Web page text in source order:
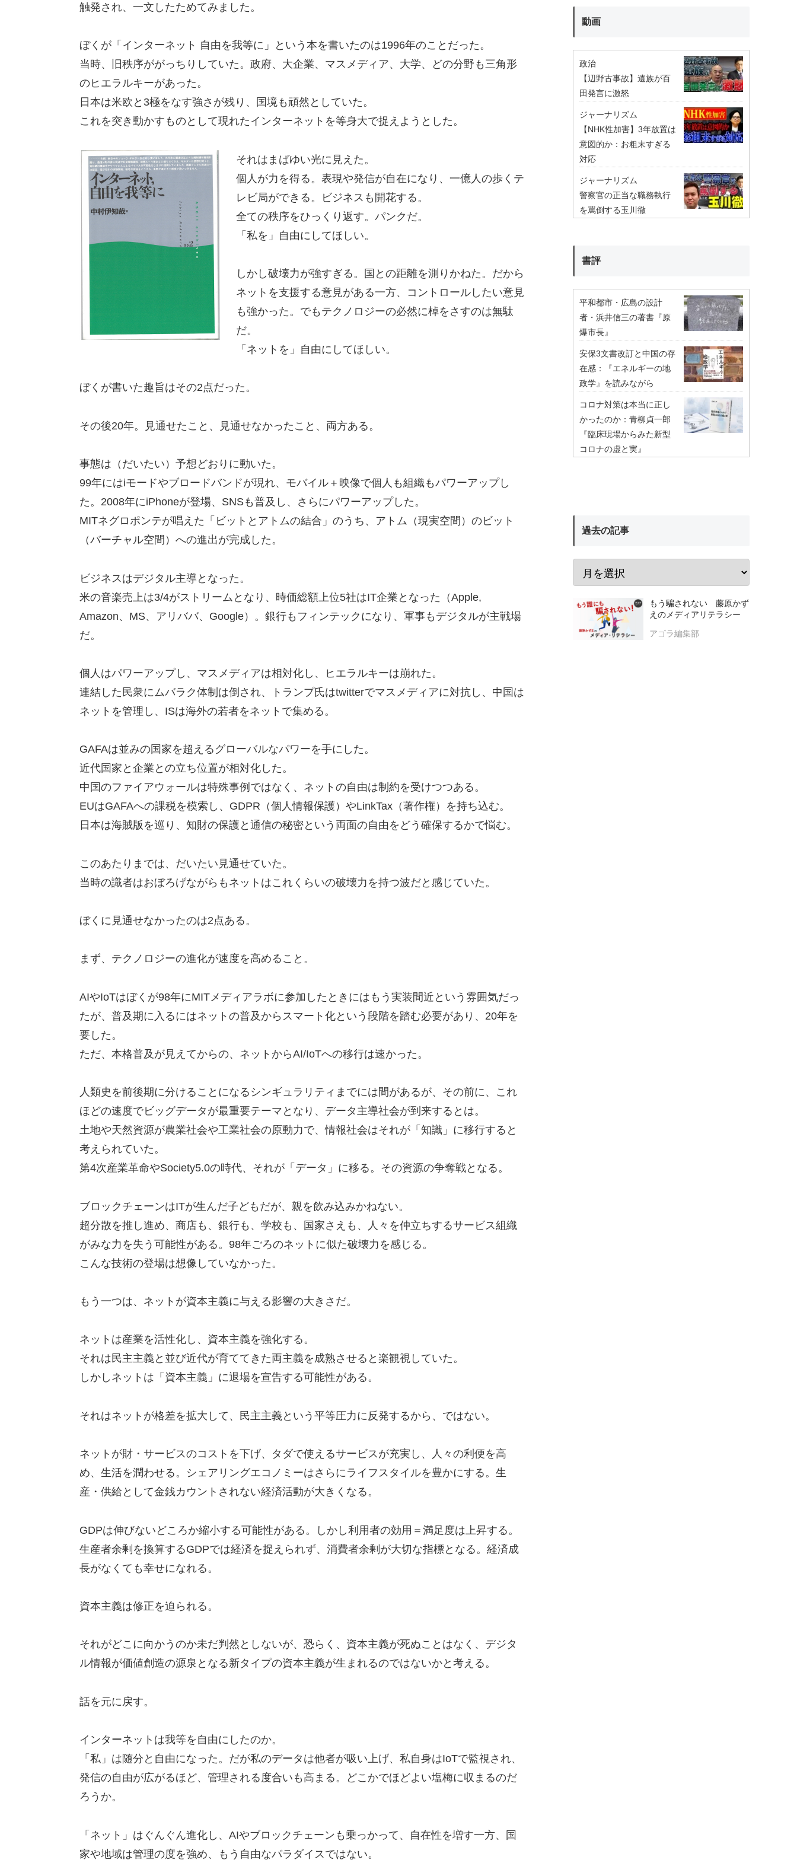
触発され、一文したためてみました。
ぼくが「インターネット 自由を我等に」という本を書いたのは1996年のことだった。
当時、旧秩序ががっちりしていた。政府、大企業、マスメディア、大学、どの分野も三角形
のヒエラルキーがあった。
日本は米欧と3極をなす強さが残り、国境も頑然としていた。
これを突き動かすものとして現れたインターネットを等身大で捉えようとした。
それはまばゆい光に見えた。
個人が力を得る。表現や発信が自在になり、一億人の歩くテ
レビ局ができる。ビジネスも開花する。
全ての秩序をひっくり返す。パンクだ。
「私を」自由にしてほしい。
しかし破壊力が強すぎる。国との距離を測りかねた。だから
ネットを支援する意見がある一方、コントロールしたい意見
も強かった。でもテクノロジーの必然に棹をさすのは無駄
だ。
「ネットを」自由にしてほしい。
ぼくが書いた趣旨はその2点だった。
その後20年。見通せたこと、見通せなかったこと、両方ある。
事態は（だいたい）予想どおりに動いた。
99年にはiモードやブロードバンドが現れ、モバイル＋映像で個人も組織もパワーアップし
た。2008年にiPhoneが登場、SNSも普及し、さらにパワーアップした。
MITネグロポンテが唱えた「ビットとアトムの結合」のうち、アトム（現実空間）のビット
（バーチャル空間）への進出が完成した。
ビジネスはデジタル主導となった。
米の音楽売上は3/4がストリームとなり、時価総額上位5社はIT企業となった（Apple,
Amazon、MS、アリババ、Google）。銀行もフィンテックになり、軍事もデジタルが主戦場
だ。
個人はパワーアップし、マスメディアは相対化し、ヒエラルキーは崩れた。
連結した民衆にムバラク体制は倒され、トランプ氏はtwitterでマスメディアに対抗し、中国は
ネットを管理し、ISは海外の若者をネットで集める。
GAFAは並みの国家を超えるグローバルなパワーを手にした。
近代国家と企業との立ち位置が相対化した。
中国のファイアウォールは特殊事例ではなく、ネットの自由は制約を受けつつある。
EUはGAFAへの課税を模索し、GDPR（個人情報保護）やLinkTax（著作権）を持ち込む。
日本は海賊版を巡り、知財の保護と通信の秘密という両面の自由をどう確保するかで悩む。
このあたりまでは、だいたい見通せていた。
当時の識者はおぼろげながらもネットはこれくらいの破壊力を持つ波だと感じていた。
ぼくに見通せなかったのは2点ある。
まず、テクノロジーの進化が速度を高めること。
AIやIoTはぼくが98年にMITメディアラボに参加したときにはもう実装間近という雰囲気だっ
たが、普及期に入るにはネットの普及からスマート化という段階を踏む必要があり、20年を
要した。
ただ、本格普及が見えてからの、ネットからAI/IoTへの移行は速かった。
人類史を前後期に分けることになるシンギュラリティまでには間があるが、その前に、これ
ほどの速度でビッグデータが最重要テーマとなり、データ主導社会が到来するとは。
土地や天然資源が農業社会や工業社会の原動力で、情報社会はそれが「知識」に移行すると
考えられていた。
第4次産業革命やSociety5.0の時代、それが「データ」に移る。その資源の争奪戦となる。
ブロックチェーンはITが生んだ子どもだが、親を飲み込みかねない。
超分散を推し進め、商店も、銀行も、学校も、国家さえも、人々を仲立ちするサービス組織
がみな力を失う可能性がある。98年ごろのネットに似た破壊力を感じる。
こんな技術の登場は想像していなかった。
もう一つは、ネットが資本主義に与える影響の大きさだ。
ネットは産業を活性化し、資本主義を強化する。
それは民主主義と並び近代が育ててきた両主義を成熟させると楽観視していた。
しかしネットは「資本主義」に退場を宣告する可能性がある。
それはネットが格差を拡大して、民主主義という平等圧力に反発するから、ではない。
ネットが財・サービスのコストを下げ、タダで使えるサービスが充実し、人々の利便を高
め、生活を潤わせる。シェアリングエコノミーはさらにライフスタイルを豊かにする。生
産・供給として金銭カウントされない経済活動が大きくなる。
GDPは伸びないどころか縮小する可能性がある。しかし利用者の効用＝満足度は上昇する。
生産者余剰を換算するGDPでは経済を捉えられず、消費者余剰が大切な指標となる。経済成
長がなくても幸せになれる。
資本主義は修正を迫られる。
それがどこに向かうのか未だ判然としないが、恐らく、資本主義が死ぬことはなく、デジタ
ル情報が価値創造の源泉となる新タイプの資本主義が生まれるのではないかと考える。
話を元に戻す。
インターネットは我等を自由にしたのか。
「私」は随分と自由になった。だが私のデータは他者が吸い上げ、私自身はIoTで監視され、
発信の自由が広がるほど、管理される度合いも高まる。どこかでほどよい塩梅に収まるのだ
ろうか。
「ネット」はぐんぐん進化し、AIやブロックチェーンも乗っかって、自在性を増す一方、国
家や地域は管理の度を強め、もう自由なパラダイスではない。
動画
政治
【辺野古事故】遺族が百
田発言に激怒
ジャーナリズム
【NHK性加害】3年放置は
意図的か：お粗末すぎる
対応
ジャーナリズム
警察官の正当な職務執行
を罵倒する玉川徹
書評
平和都市・広島の設計
者・浜井信三の著書『原
爆市長』
安保3文書改訂と中国の存
在感：『エネルギーの地
政学』を読みながら
コロナ対策は本当に正し
かったのか：青柳貞一郎
『臨床現場からみた新型
コロナの虚と実』
過去の記事
もう騙されない 藤原かず
えのメディアリテラシー
アゴラ編集部